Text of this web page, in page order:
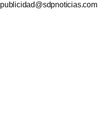
publicidad@sdpnoticias.com